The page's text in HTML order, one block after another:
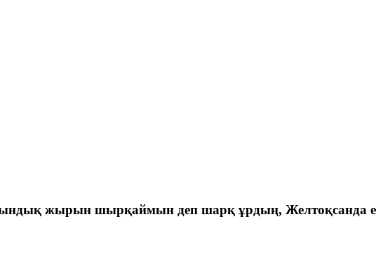
жырын шырқаймын деп шарқ ұрдың, Желтоқсанда